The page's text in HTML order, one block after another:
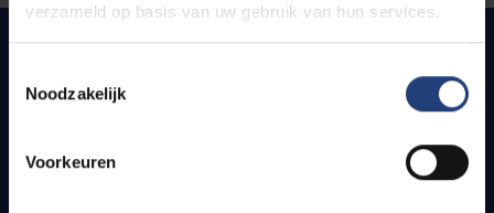
verzameld op basis van uw gebruik van hun services.
Noodzakelijk
Voorkeuren
Snel naar